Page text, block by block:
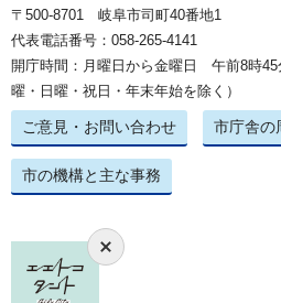
〒500-8701 岐阜市司町40番地1
代表電話番号：058-265-4141
開庁時間：月曜日から金曜日 午前8時45
曜・日曜・祝日・年末年始を除く）
ご意見・お問い合わせ 市庁舎の
市の機構と主な事務